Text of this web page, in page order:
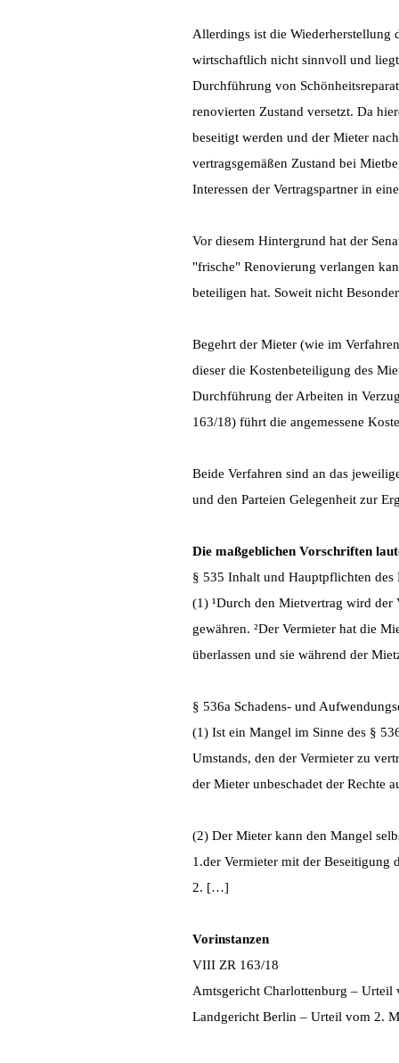
Allerdings ist die Wiederherstellung
wirtschaftlich nicht sinnvoll und
Durchführung von
renovierten Zustand versetzt. Da
beseitigt werden und der Mieter
vertragsgemäßen Zustand bei
Interessen der Vertragspartner in
Vor diesem Hintergrund hat der
"frische" Renovierung verlangen
beteiligen hat. Soweit nicht
Begehrt der Mieter (wie im
dieser die Kostenbeteiligung des
Durchführung der Arbeiten in
163/18) führt die angemessene
Beide Verfahren sind an das
und den Parteien Gelegenheit zur
Die maßgeblichen Vorschriften
§ 535 Inhalt und Hauptpflichten des
(1) ¹Durch den Mietvertrag wird der
gewähren. ²Der Vermieter hat die
überlassen und sie während der
§ 536a Schadens- und
(1) Ist ein Mangel im Sinne des §
Umstands, den der Vermieter zu
der Mieter unbeschadet der Rechte
(2) Der Mieter kann den Mangel
1.der Vermieter mit der Beseitigung
2. […]
Vorinstanzen
VIII ZR 163/18
Amtsgericht Charlottenburg –
Landgericht Berlin – Urteil vom 2.